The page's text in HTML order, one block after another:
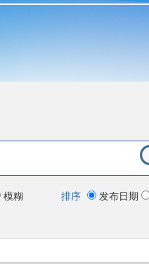
模糊 排序 发布日期